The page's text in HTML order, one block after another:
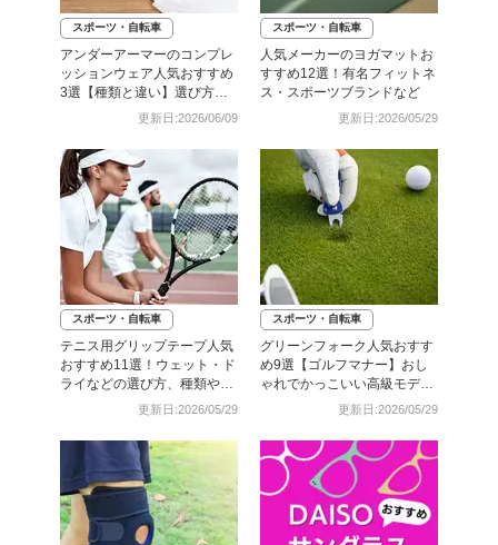
スポーツ・自転車
アンダーアーマーのコンプレ
ッションウェア人気おすすめ
3選【種類と違い】選び方を
更新日:2026/06/09
スポーツ・自転車
人気メーカーのヨガマットお
すすめ12選！有名フィットネ
ス・スポーツブランドなど
更新日:2026/05/29
スポーツ・自転車
テニス用グリップテープ人気
おすすめ11選！ウェット・ド
ライなどの選び方、種類や違
更新日:2026/05/29
スポーツ・自転車
グリーンフォーク人気おすす
め9選【ゴルフマナー】おし
ゃれでかっこいい高級モデル
更新日:2026/05/29